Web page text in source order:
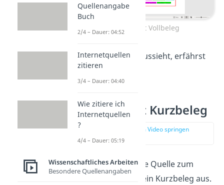
Fußnoten mit Vollbeleg
Wie der Kurzbeleg aussieht, erfährst
du jetzt.
Fußnoten mit Kurzbeleg
zur Stelle im Video springen
(02:33)
Erwähnst du dieselbe Quelle zum
zweiten Mal, reicht ein Kurzbeleg aus.
Quellenangabe
Buch
2/4 – Dauer: 04:52
Internetquellen
zitieren
3/4 – Dauer: 04:40
Wie zitiere ich
Internetquellen
?
4/4 – Dauer: 05:19
Wissenschaftliches Arbeiten
Besondere Quellenangaben